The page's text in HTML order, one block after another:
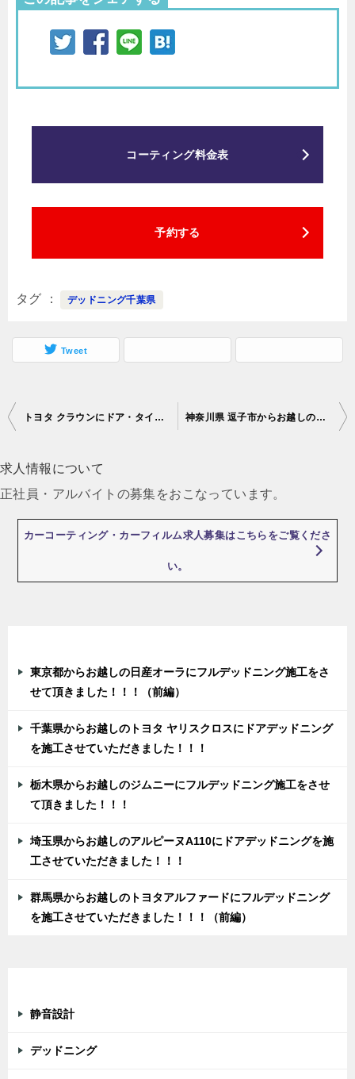
コーティング料金表
予約する
タグ デッドニング千葉県
Tweet
投
ナ
ビ
ゲ
トヨタ クラウンにドア・タイヤハウス・ボンネットのデッドニングを施工させていただきました！！！！！！ 神奈川県 逗子市からお越しのマツダ ロードスターにドアデッドニング施工をさせて頂きました！！！！
求人情報について
正社員・アルバイトの募集をおこなっています。
カーコーティング・カーフィルム求人募集はこちらをご覧くださ
い。
東京都からお越しの日産オーラにフルデッドニング施工をさ
せて頂きました！！！（前編）
千葉県からお越しのトヨタ ヤリスクロスにドアデッドニング
を施工させていただきました！！！
栃木県からお越しのジムニーにフルデッドニング施工をさせ
て頂きました！！！
埼玉県からお越しのアルピーヌA110にドアデッドニングを施
工させていただきました！！！
群馬県からお越しのトヨタアルファードにフルデッドニング
を施工させていただきました！！！（前編）
静音設計
デッドニング